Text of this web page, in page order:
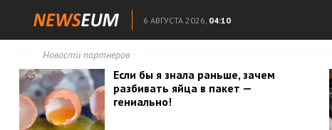
6 АВГУСТА 2026, 04:10
Новости партнеров
Если бы я знала раньше, зачем
разбивать яйца в пакет —
гениально!